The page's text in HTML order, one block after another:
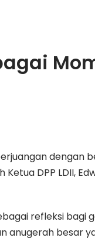
dengan
DPP LDII,
refleksi bagi
anugerah besar